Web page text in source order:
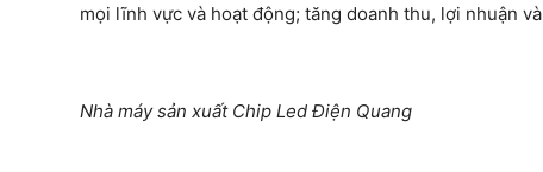
mọi lĩnh vực và hoạt động; tăng doanh thu, lợi nhuận
Nhà máy sản xuất Chip Led Điện Quang